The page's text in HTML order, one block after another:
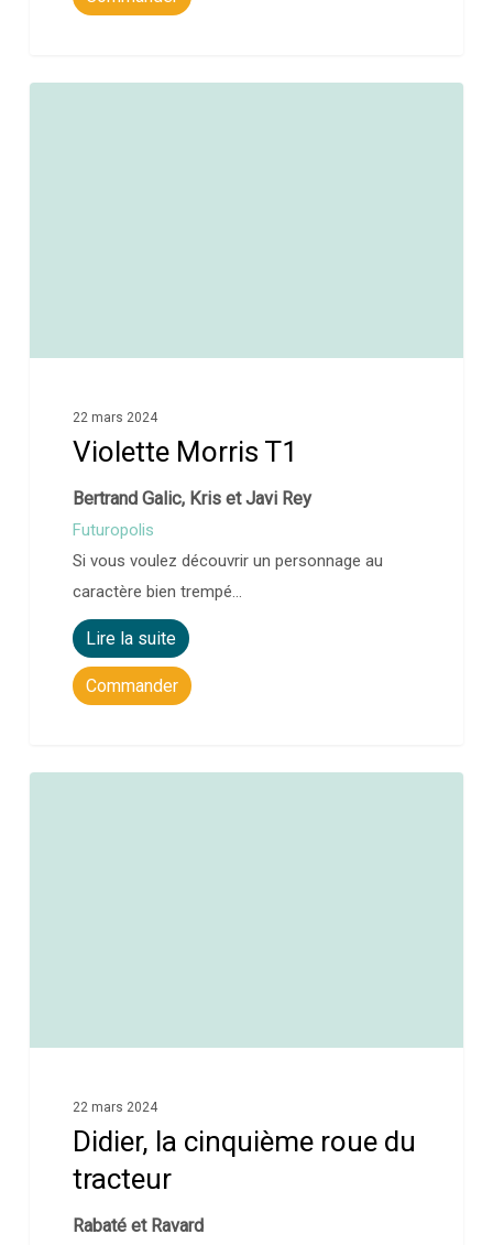
22 mars 2024
Violette Morris T1
Bertrand Galic, Kris et Javi Rey
Futuropolis
Si vous voulez découvrir un personnage au
caractère bien trempé…
Lire la suite
Commander
22 mars 2024
Didier, la cinquième roue du
tracteur
Rabaté et Ravard